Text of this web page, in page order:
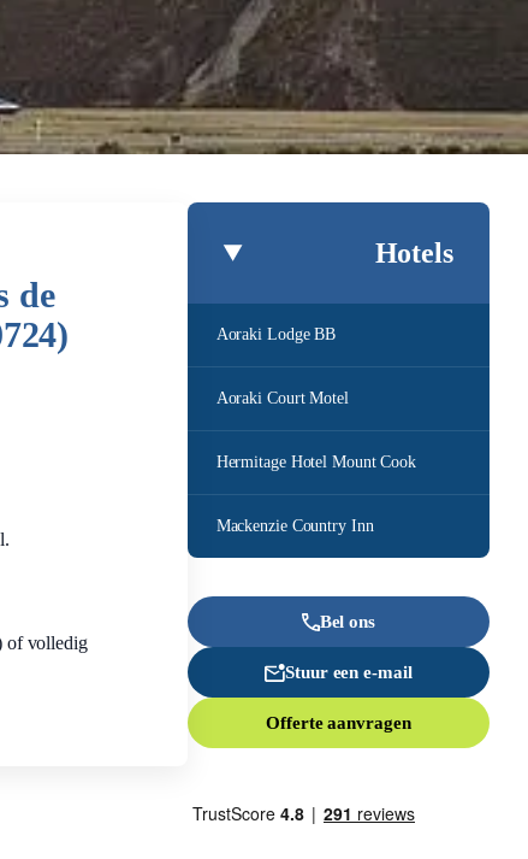
Hotels
Aoraki Lodge BB
Aoraki Court Motel
Hermitage Hotel Mount Cook
Mackenzie Country Inn
Bel ons
Stuur een e-mail
Offerte aanvragen
de
of volledig